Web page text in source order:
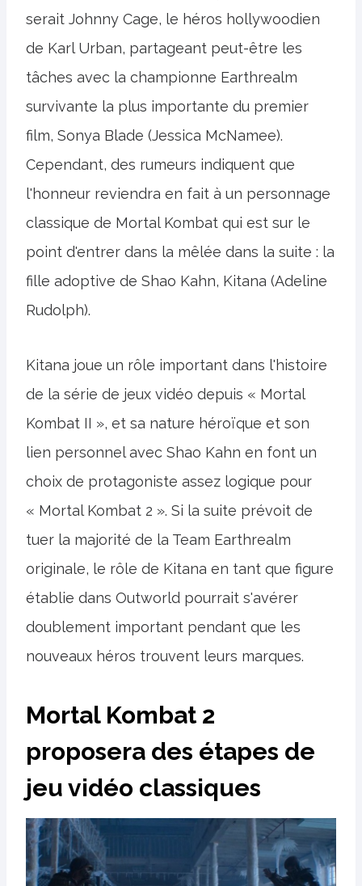
serait Johnny Cage, le héros hollywoodien
de Karl Urban, partageant peut-être les
tâches avec la championne Earthrealm
survivante la plus importante du premier
film, Sonya Blade (Jessica McNamee).
Cependant, des rumeurs indiquent que
l'honneur reviendra en fait à un personnage
classique de Mortal Kombat qui est sur le
point d'entrer dans la mêlée dans la suite : la
fille adoptive de Shao Kahn, Kitana (Adeline
Rudolph).
Kitana joue un rôle important dans l'histoire
de la série de jeux vidéo depuis « Mortal
Kombat II », et sa nature héroïque et son
lien personnel avec Shao Kahn en font un
choix de protagoniste assez logique pour
« Mortal Kombat 2 ». Si la suite prévoit de
tuer la majorité de la Team Earthrealm
originale, le rôle de Kitana en tant que figure
établie dans Outworld pourrait s'avérer
doublement important pendant que les
nouveaux héros trouvent leurs marques.
Mortal Kombat 2
proposera des étapes de
jeu vidéo classiques